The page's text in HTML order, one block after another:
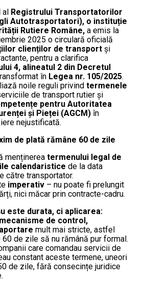
al Registrului Transportatorilor
Autotrasportatori), o instituție
Rutiere Române, a emis la
2025 o circulară oficială
clienților de transport și
pentru a clarifica
4, alineatul 2 din Decretul
în Legea nr. 105/2025.
noile reguli privind termenele
de transport rutier și
pentru Autoritatea
și Pieței (AGCM) în
nejustificată.
de plată rămâne 60 de zile
menținerea termenului legal de
calendaristice de la data
către transportator.
imperativ – nu poate fi prelungit
nici măcar prin contracte-cadru.
este durata, ci aplicarea:
mecanisme de control,
mult mai stricte, astfel
de zile să nu rămână pur formal.
care comandau servicii de
constant aceste termene, uneori
de zile, fără consecințe juridice